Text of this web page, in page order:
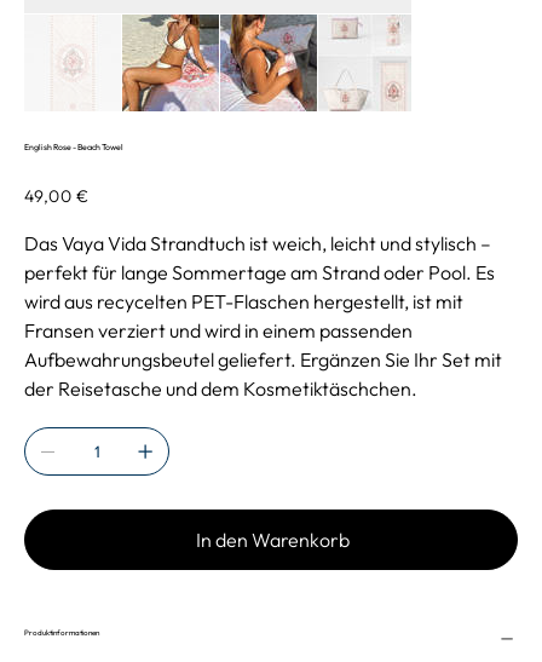
English Rose - Beach Towel
Preis
49,00 €
Das Vaya Vida Strandtuch ist weich, leicht und stylisch –
perfekt für lange Sommertage am Strand oder Pool. Es
wird aus recycelten PET-Flaschen hergestellt, ist mit
Fransen verziert und wird in einem passenden
Aufbewahrungsbeutel geliefert. Ergänzen Sie Ihr Set mit
der Reisetasche und dem Kosmetiktäschchen.
In den Warenkorb
Produktinformationen